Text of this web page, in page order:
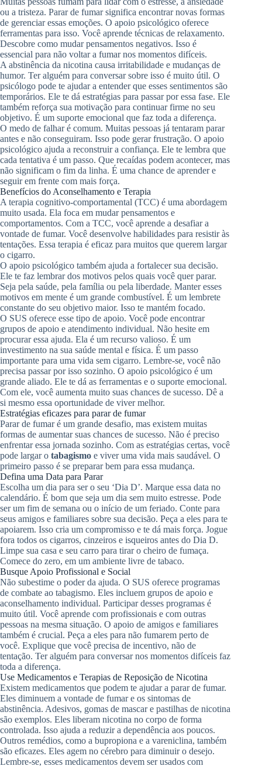
ou a tristeza. Parar de fumar significa encontrar novas formas
de gerenciar essas emoções. O apoio psicológico oferece
ferramentas para isso. Você aprende técnicas de relaxamento.
Descobre como mudar pensamentos negativos. Isso é
essencial para não voltar a fumar nos momentos difíceis.
A abstinência da nicotina causa irritabilidade e mudanças de
humor. Ter alguém para conversar sobre isso é muito útil. O
psicólogo pode te ajudar a entender que esses sentimentos são
temporários. Ele te dá estratégias para passar por essa fase. Ele
também reforça sua motivação para continuar firme no seu
objetivo. É um suporte emocional que faz toda a diferença.
O medo de falhar é comum. Muitas pessoas já tentaram parar
antes e não conseguiram. Isso pode gerar frustração. O apoio
psicológico ajuda a reconstruir a confiança. Ele te lembra que
cada tentativa é um passo. Que recaídas podem acontecer, mas
não significam o fim da linha. É uma chance de aprender e
seguir em frente com mais força.
Benefícios do Aconselhamento e Terapia
A terapia cognitivo-comportamental (TCC) é uma abordagem
muito usada. Ela foca em mudar pensamentos e
comportamentos. Com a TCC, você aprende a desafiar a
vontade de fumar. Você desenvolve habilidades para resistir às
tentações. Essa terapia é eficaz para muitos que querem largar
o cigarro.
O apoio psicológico também ajuda a fortalecer sua decisão.
Ele te faz lembrar dos motivos pelos quais você quer parar.
Seja pela saúde, pela família ou pela liberdade. Manter esses
motivos em mente é um grande combustível. É um lembrete
constante do seu objetivo maior. Isso te mantém focado.
O SUS oferece esse tipo de apoio. Você pode encontrar
grupos de apoio e atendimento individual. Não hesite em
procurar essa ajuda. Ela é um recurso valioso. É um
investimento na sua saúde mental e física. É um passo
importante para uma vida sem cigarro. Lembre-se, você não
precisa passar por isso sozinho. O apoio psicológico é um
grande aliado. Ele te dá as ferramentas e o suporte emocional.
Com ele, você aumenta muito suas chances de sucesso. Dê a
si mesmo essa oportunidade de viver melhor.
Estratégias eficazes para parar de fumar
Parar de fumar é um grande desafio, mas existem muitas
formas de aumentar suas chances de sucesso. Não é preciso
enfrentar essa jornada sozinho. Com as estratégias certas, você
pode largar o tabagismo e viver uma vida mais saudável. O
primeiro passo é se preparar bem para essa mudança.
Defina uma Data para Parar
Escolha um dia para ser o seu ‘Dia D’. Marque essa data no
calendário. É bom que seja um dia sem muito estresse. Pode
ser um fim de semana ou o início de um feriado. Conte para
seus amigos e familiares sobre sua decisão. Peça a eles para te
apoiarem. Isso cria um compromisso e te dá mais força. Jogue
fora todos os cigarros, cinzeiros e isqueiros antes do Dia D.
Limpe sua casa e seu carro para tirar o cheiro de fumaça.
Comece do zero, em um ambiente livre de tabaco.
Busque Apoio Profissional e Social
Não subestime o poder da ajuda. O SUS oferece programas
de combate ao tabagismo. Eles incluem grupos de apoio e
aconselhamento individual. Participar desses programas é
muito útil. Você aprende com profissionais e com outras
pessoas na mesma situação. O apoio de amigos e familiares
também é crucial. Peça a eles para não fumarem perto de
você. Explique que você precisa de incentivo, não de
tentação. Ter alguém para conversar nos momentos difíceis faz
toda a diferença.
Use Medicamentos e Terapias de Reposição de Nicotina
Existem medicamentos que podem te ajudar a parar de fumar.
Eles diminuem a vontade de fumar e os sintomas de
abstinência. Adesivos, gomas de mascar e pastilhas de nicotina
são exemplos. Eles liberam nicotina no corpo de forma
controlada. Isso ajuda a reduzir a dependência aos poucos.
Outros remédios, como a bupropiona e a vareniclina, também
são eficazes. Eles agem no cérebro para diminuir o desejo.
Lembre-se, esses medicamentos devem ser usados com